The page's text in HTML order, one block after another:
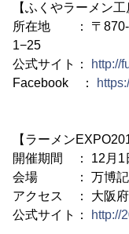
【ふくやラーメン工
所在地 ： 〒870-
1−25
公式サイト：
http://
Facebook ：
【ラーメン
開催期間 ： 12月1
会場 ： 万博記
アクセス ： 大阪府
公式サイト：
http://